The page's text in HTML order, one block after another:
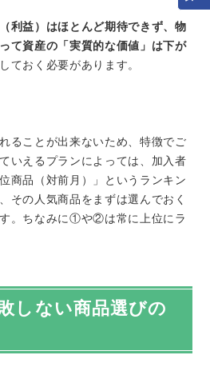
利益）はほとんど期待できず、物
て資産の「実質的な価値」は下が
ておく必要があります。
ることが出来ないため、特徴でご
いえるプランによっては、加入者
商品（対前月）」というランキン
その人気商品をまずは選んでおく
。ちなみに①や②は常に上位にラ
しない商品選びの